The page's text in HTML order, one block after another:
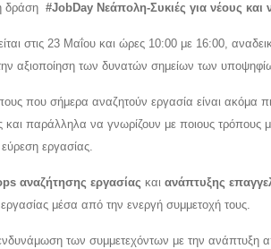
δράση #JobDay Νεάπολη-Συκιές για νέους και
στις 23 Μαΐου και ώρες 10:00 με 16:00,
αξιοποίηση των δυνατών σημείων των
που σήμερα αναζητούν εργασία είναι
και παράλληλα να γνωρίζουν με ποιους
εύρεση εργασίας.
αναζήτησης εργασίας και ανάπτυξης
μέσα από την ενεργή συμμετοχή τους.
των συμμετεχόντων με την ανάπτυξη